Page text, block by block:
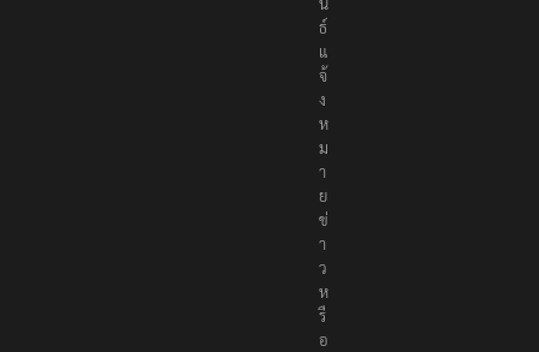
ธ์
แ
จ้
ง
ห
ม
า
ย
ข่
า
ว
ห
รื
อ